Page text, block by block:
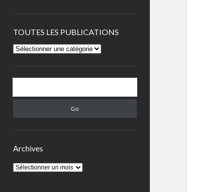
TOUTES LES PUBLICATIONS
TOUTES
PUBLICATIONS
Archives
Archives